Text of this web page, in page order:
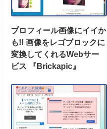
プロフィール画像にイイか
も!! 画像をレゴブロックに
変換してくれるWebサー
ビス 『Brickapic』